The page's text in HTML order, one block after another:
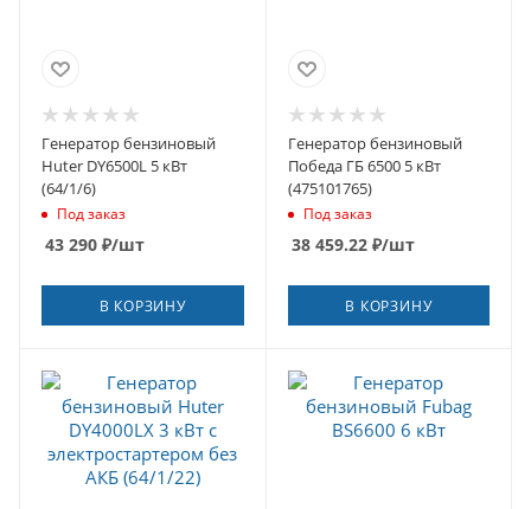
Генератор бензиновый
Huter DY6500L 5 кВт
(64/1/6)
Под заказ
43 290 ₽/шт
В КОРЗИНУ
Генератор бензиновый
Победа ГБ 6500 5 кВт
(475101765)
Под заказ
38 459.22₽/шт
В КОРЗИНУ